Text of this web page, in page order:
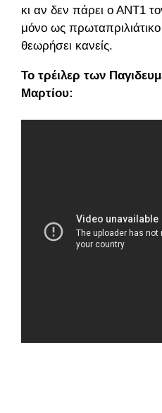
κι αν δεν πάρει ο ΑΝΤ1
μόνο ως
θεωρήσει κανείς.
Το τρέιλερ των
Μαρτίου: